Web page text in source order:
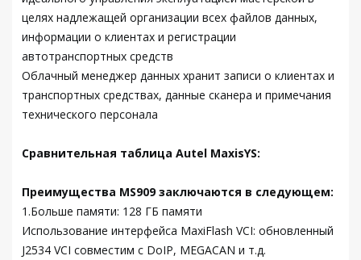
целях надлежащей организации всех файлов данных,
информации о клиентах и регистрации
автотранспортных средств
Облачный менеджер данных хранит записи о клиентах и
транспортных средствах, данные сканера и примечания
технического персонала
Сравнительная таблица Autel MaxisYS:
Преимущества MS909 заключаются в следующем:
1.Больше памяти: 128 ГБ памяти
Использование интерфейса MaxiFlash VCI: обновленный
J2534 VCI совместим с DoIP, MEGACAN и т.д.